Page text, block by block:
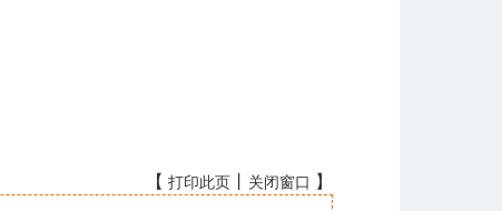
【 打印此页 关闭窗口 】